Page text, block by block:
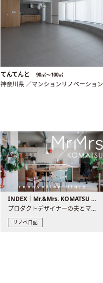
てんてんと 90㎡〜100㎡
神奈川県 ／マンションリノベーション
INDEX｜Mr.&Mrs. KOMATSU renovation diary
プロダクトデザイナーの夫とマーチャンダイザーの妻が、夫婦で..
リノベ日記